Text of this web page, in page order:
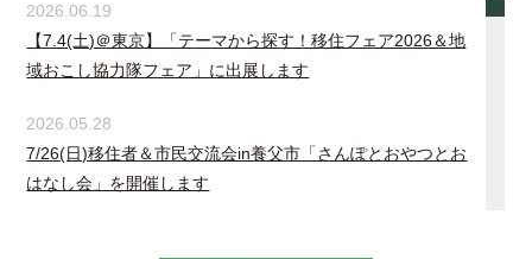
2026.06.19
【7.4(土)＠東京】「テーマから探す！移住フェア2026＆地
域おこし協力隊フェア」に出展します
2026.05.28
7/26(日)移住者＆市民交流会in養父市「さんぽとおやつとお
はなし会」を開催します